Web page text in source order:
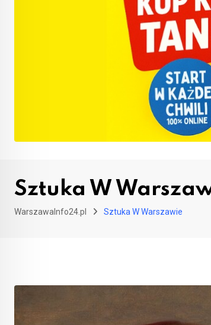
Sztuka W
WarszawaInfo24.pl Sztuka W Warszawie